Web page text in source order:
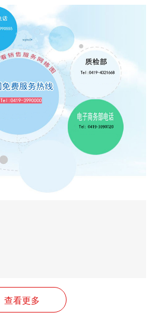
用户服务
联系我们
查看更多